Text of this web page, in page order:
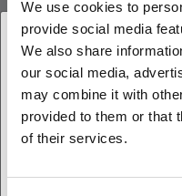
We use cookies to
provide social media
We also share
our social media,
may combine it with
provided to them or that
of their services.
Dubbel drivning
Härdat verktygsstål,
Justerbart trådgrepp
Enkel laddning av filament
Kort, mycket begränsad
Skriver ut flexibla
noggrannhet
1. Är du en